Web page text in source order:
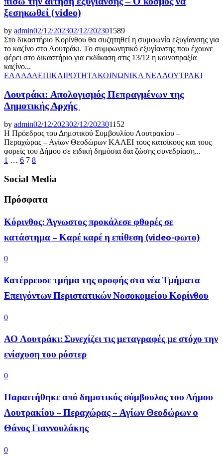
ξεσηκωθεί (video)
by admin02/12/202302/12/202301589
Στο δικαστήριο Κορίνθου θα συζητηθεί η συμφωνία εξυγίανσης για
το καζίνο στο Λουτράκι. Tο συμφωνητικό εξυγίανσης που έχουνε
φέρει στο δικαστήριο για εκδίκαση στις 13/12 η κοινοπραξία
καζίνο...
ΕΛΛΑΔΑΕΠΙΚΑΙΡΟΤΗΤΑΚΟΙΝΩΝΙΚΑ ΝΕΑΛΟΥΤΡΑΚΙ
Λουτράκι: Απολογισμός Πεπραγμένων της
Δημοτικής Αρχής
by admin02/12/202302/12/202301152
Η Πρόεδρος του Δημοτικού Συμβουλίου Λουτρακίου –
Περαχώρας – Αγίων Θεοδώρων ΚΑΛΕΙ τους κατοίκους και τους
φορείς του Δήμου σε ειδική δημόσια δια ζώσης συνεδρίαση...
Posts
pagination
1 … 6 7 8
Social Media
Πρόσφατα
Κόρινθος: Άγνωστος προκάλεσε φθορές σε
κατάστημα – Καρέ καρέ η επίθεση (video-φωτο)
0
Kατέρρευσε τμήμα της οροφής στα νέα Τμήματα
Επειγόντων Περιστατικών Νοσοκομείου Κορίνθου
0
ΑΟ Λουτράκι: Συνεχίζει τις μεταγραφές με στόχο την
ενίσχυση του ρόστερ
0
Παραιτήθηκε από δημοτικός σύμβουλος του Δήμου
Λουτρακίου – Περαχώρας – Αγίων Θεοδώρων o
Θάνος Γιαννουλάκης
0